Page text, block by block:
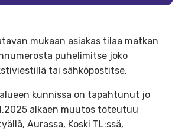
mukaan asiakas tilaa matkan
puhelimitse joko
tai sähköpostitse.
alueen kunnissa on tapahtunut jo
alkaen muutos toteutuu
Aurassa, Koski TL:ssä,